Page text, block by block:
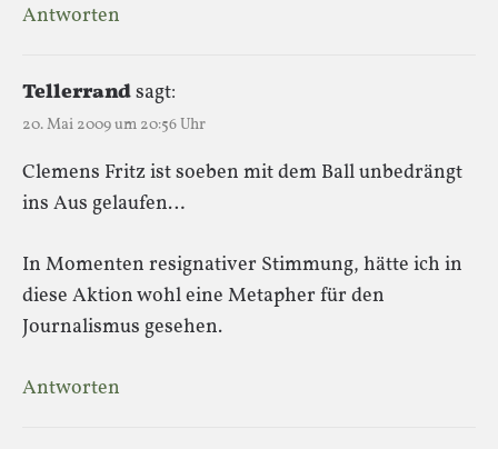
Antworten
Tellerrandsagt:
20. Mai 2009 um 20:56 Uhr
Clemens Fritz ist soeben mit dem Ball unbedrängt
ins Aus gelaufen…
In Momenten resignativer Stimmung, hätte ich in
diese Aktion wohl eine Metapher für den
Journalismus gesehen.
Antworten